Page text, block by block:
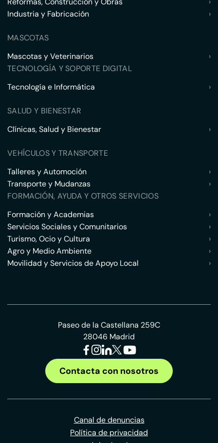
Industria y Fabricación
›
MASCOTAS
Mascotas y Veterinarios
›
TECNOLOGÍA Y SOPORTE DIGITAL
Tecnología e Informática
›
SALUD Y BIENESTAR
Clínicas, Salud y Bienestar
›
VEHÍCULOS Y TRANSPORTE
Talleres y Automoción
›
Transporte y Mudanzas
›
FORMACIÓN, AYUDA Y OTROS SERVICIOS
Formación y Academias
›
Servicios Sociales y Comunitarios
›
Turismo, Ocio y Cultura
›
Agro y Medio Ambiente
›
Movilidad y Servicios de Apoyo Local
›
Paseo de la Castellana 259C
28046 Madrid
Contacta con nosotros
Canal de denuncias
Política de privacidad